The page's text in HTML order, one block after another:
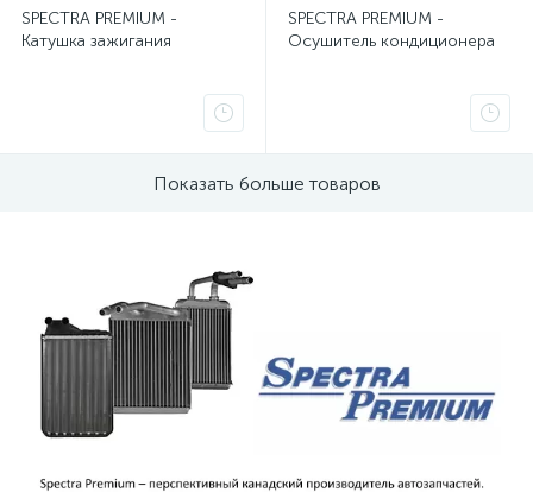
Радиатор охлаждения Hummer H3
Радиатор печки 300C, Magnum, Charger
Радиатор печки Chrysler PT Cruiser 2
Радиатор печки Dodge Caliber
Радиатор печки Dodge Stratus
Радиатор печки Intrepid 300M Concorde LHS 1
SPECTRA PREMIUM -
Катушка зажигания
SPECTRA PREMIUM -
Осушитель кондиционера
Показать больше товаров